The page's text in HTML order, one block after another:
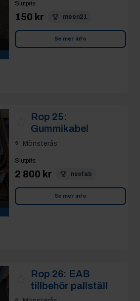
Slutpris:
150 kr meen21
Se mer info
Rop 25:
Gummikabel
Mönsterås
Slutpris:
2 800 kr nssfab
Se mer info
Rop 26: EAB
tillbehör pallställ